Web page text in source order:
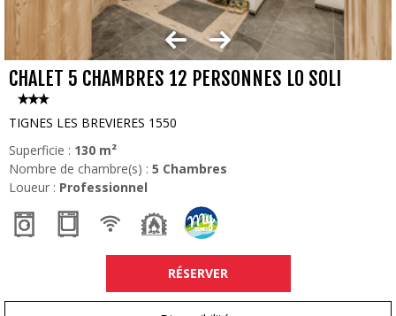
CHALET 5 CHAMBRES 12 PERSONNES LO SOLI
TIGNES LES BREVIERES 1550
Superficie : 130 m²
Nombre de chambre(s) : 5 Chambres
Loueur : Professionnel
RÉSERVER